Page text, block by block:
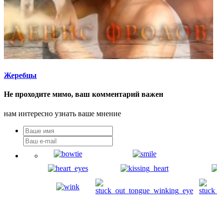
Жеребцы
Не проходите мимо, ваш комментарий важен
нам интересно узнать ваше мнение